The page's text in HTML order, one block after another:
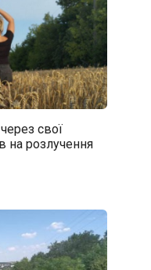
свої
на розлучення